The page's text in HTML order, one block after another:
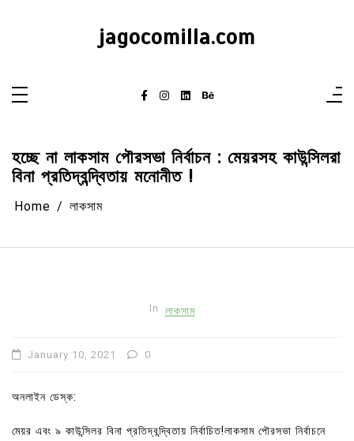
jagocomilla.com
হচ্ছে না লাকসাম পৌরসভা নির্বাচন : মেয়রসহ কাউন্সিলরা
বিনা প্রতিদ্বন্দ্বিতায় মনোনীত !
Home লাকসাম
In লাকসাম
January 10, 2021 0
অনলাইন ডেস্ক:
মেয়র এবং ৯ কাউন্সিলর বিনা প্রতিদ্বন্দ্বিতায় নির্বাচিত!লাকসাম পৌরসভা নির্বাচনে